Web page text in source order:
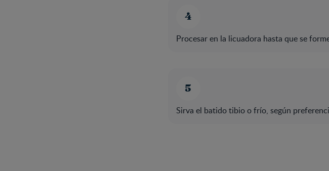
Procesar en la licuadora hasta que se
Sirva el batido tibio o frío, según